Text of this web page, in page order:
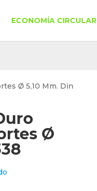
ECONOMÍA CIRCULAR
Ø 5,10 Mm. Din
Ø